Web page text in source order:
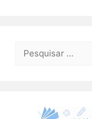
Pesquisar